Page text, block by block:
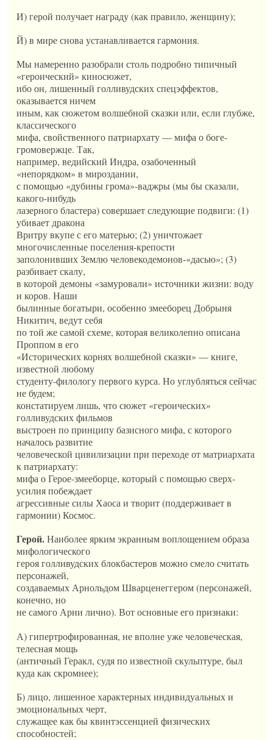
И) герой получает награду (как правило, женщину);
Й) в мире снова устанавливается гармония.
Мы намеренно разобрали столь подробно типичный
«героический» киносюжет,
ибо он, лишенный голливудских спецэффектов,
оказывается ничем
иным, как сюжетом волшебной сказки или, если глубже,
классического
мифа, свойственного патриархату — мифа о боге-
громовержце. Так,
например, ведийский Индра, озабоченный
«непорядком» в мироздании,
с помощью «дубины грома»-ваджры (мы бы сказали,
какого-нибудь
лазерного бластера) совершает следующие подвиги: (1)
убивает дракона
Вритру вкупе с его матерью; (2) уничтожает
многочисленные поселения-крепости
заполонивших Землю человекодемонов-«дасью»; (3)
разбивает скалу,
в которой демоны «замуровали» источники жизни: воду
и коров. Наши
былинные богатыри, особенно змееборец Добрыня
Никитич, ведут себя
по той же самой схеме, которая великолепно описана
Проппом в его
«Исторических корнях волшебной сказки» — книге,
известной любому
студенту-филологу первого курса. Но углубляться сейчас
не будем;
констатируем лишь, что сюжет «героических»
голливудских фильмов
выстроен по принципу базисного мифа, с которого
началось развитие
человеческой цивилизации при переходе от матриархата
к патриархату:
мифа о Герое-змееборце, который с помощью сверх-
усилия побеждает
агрессивные силы Хаоса и творит (поддерживает в
гармонии) Космос.
Герой.Наиболее ярким экранным воплощением образа
мифологического
героя голливудских блокбастеров можно смело считать
персонажей,
создаваемых Арнольдом Шварценеггером (персонажей,
конечно, но
не самого Арни лично). Вот основные его признаки:
А) гипертрофированная, не вполне уже человеческая,
телесная мощь
(античный Геракл, судя по известной скульптуре, был
куда как скромнее);
Б) лицо, лишенное характерных индивидуальных и
эмоциональных черт,
служащее как бы квинтэссенцией физических
способностей;